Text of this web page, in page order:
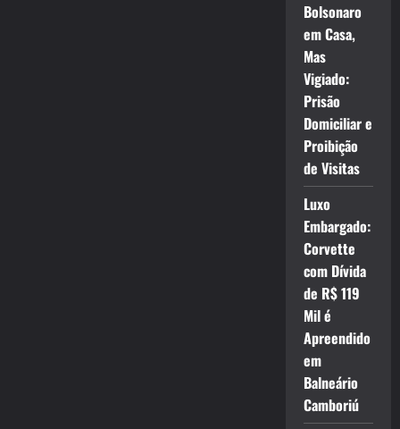
Bolsonaro
em Casa,
Mas
Vigiado:
Prisão
Domiciliar e
Proibição
de Visitas
Luxo
Embargado:
Corvette
com Dívida
de R$ 119
Mil é
Apreendido
em
Balneário
Camboriú